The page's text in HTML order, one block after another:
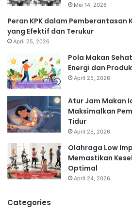
Mei 14, 2026
Peran KPK dalam Pemberantasan
yang Efektif dan Terukur
April 25, 2026
Pola Makan
Energi dan
April 25, 2026
Atur Jam Makan
Maksimalkan
Tidur
April 25, 2026
Olahraga Low
Memastikan
Optimal
April 24, 2026
Categories